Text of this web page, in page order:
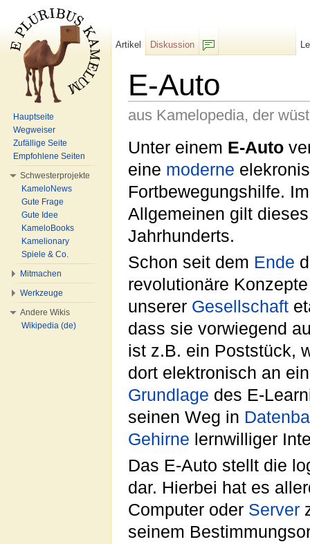
E-Auto
aus Kamelopedia, der
Unter einem E-Auto
eine moderne
Fortbewegungshilfe. Im
Allgemeinen gilt
Jahrhunderts.
Schon seit dem Ende
revolutionäre
unserer Gesellschaft
dass sie vorwiegend
ist z.B. ein Poststück,
dort elektronisch an
Grundlage des E-
seinen Weg in
Gehirne lernwilliger
Das E-Auto stellt die
dar. Hierbei hat es
Computer oder Server
seinem
Artikel
Diskussion
Hauptseite
Wegweiser
Zufällige Seite
Empfohlene Seiten
Schwesterprojekte
KameloNews
Gute Frage
Gute Idee
KameloBooks
Kamelionary
Spiele & Co.
Mitmachen
Werkzeuge
Andere Wikis
Wikipedia (de)